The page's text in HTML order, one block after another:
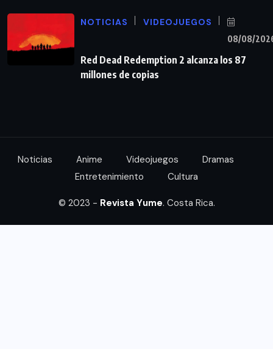
NOTICIAS VIDEOJUEGOS
08/08/
Red Dead Redemption 2 alcanza los 87
millones de copias
Noticias Anime Videojuegos
Dramas
Entretenimiento
Cultura
© 2023 - Revista Yume. Costa Rica.